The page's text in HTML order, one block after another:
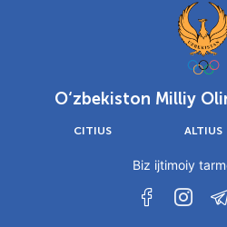
O‘zbekiston Milliy
CITIUS ALTIUS
Biz ijtimoiy